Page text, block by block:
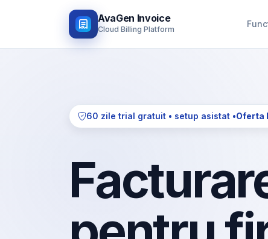
AvaGen Invoice
Cloud Billing Platform
60 zile trial gratuit • setup asistat •Oferta